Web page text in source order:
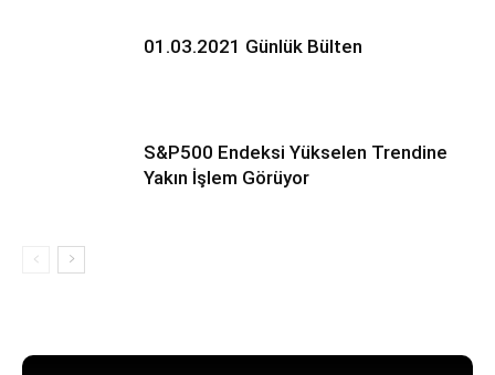
01.03.2021 Günlük Bülten
S&P500 Endeksi Yükselen Trendine
Yakın İşlem Görüyor